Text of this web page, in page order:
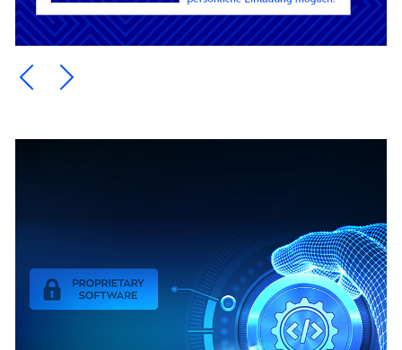
Ein Element zurück blättern
Ein Element weiter blättern